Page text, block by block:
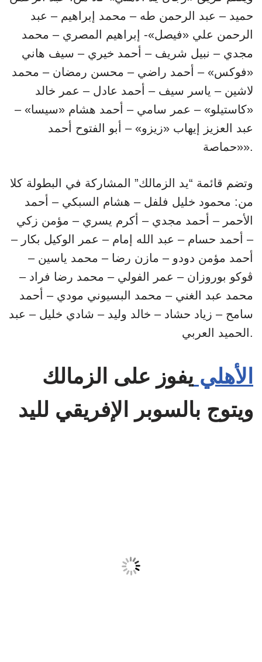
حميد – عبد الرحمن طه – محمد إبراهيم – عبد
الرحمن علي «فيصل»- إبراهيم المصري – محمد
مجدي – نبيل شريف – أحمد خيري – سيف هاني
«فوكس» – أحمد راضي – محسن رمضان – محمد
لاشين – ياسر سيف – أحمد عادل – عمر خالد
«كاستيلو» – عمر سامي – أحمد هشام «سيسا» –
عبد العزيز إيهاب «زيزو» – أبو الفتوح أحمد
«حماصة».
وتضم قائمة “يد الزمالك” المشاركة في البطولة كلا
من: محمود خليل فلفل – هشام السبكي – أحمد
الأحمر – أحمد مجدي – أكرم يسري – مؤمن زكي
– أحمد حسام – عبد الله إمام – عمر الوكيل بكار –
أحمد مؤمن دودو – مازن رضا – محمد ياسين –
ڤوكو بوروزان – عمر الفولي – محمد رضا فراد –
محمد عبد الغني – محمد البسيوني مودي – أحمد
سامح – زياد حشاد – خالد وليد – شادي خليل – عبد
الحميد العربي.
الأهلي يفوز على الزمالك
ويتوج بالسوبر الإفريقي لليد